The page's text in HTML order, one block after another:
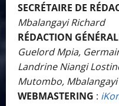
SECRÉTAIRE DE
Mbalangayi Richard
RÉDACTION
Guelord Mpia,
Landrine Niangi
Mutombo,
WEBMASTERING :